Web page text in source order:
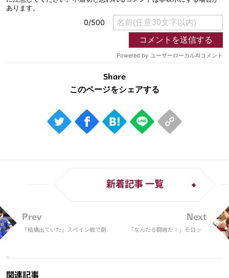
Share
Prev
「結構出ていた」スペイン戦で劇的
新着記事 一覧
Next
「なんたる闘魂だ！」モロッコ
関連記事